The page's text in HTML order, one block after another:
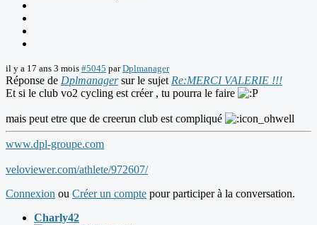
il y a 17 ans 3 mois #5045 parDplmanager
Réponse de Dplmanagersur le sujet Re:MERCI VALERIE !!!
Et si le club vo2 cycling est créer , tu pourra le faire
mais peut etre que de creerun club est compliqué
www.dpl-groupe.com
veloviewer.com/athlete/972607/
Connexion ou Créer un compte pour participer à la conversation.
Charly42